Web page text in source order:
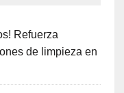
Refuerza
de limpieza en